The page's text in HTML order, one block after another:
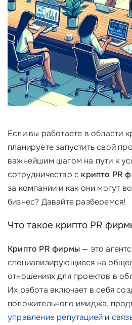
Если вы работаете в области
планируете запустить свой
важнейшим шагом на пути к
сотрудничество с крипто PR
за компании и как они могут
бизнес? Давайте разберемся!
Что такое крипто PR
Крипто PR фирмы — это
специализирующиеся на
отношениях для проектов в
Их работа включает в себя
положительного имиджа,
управление репутацией и